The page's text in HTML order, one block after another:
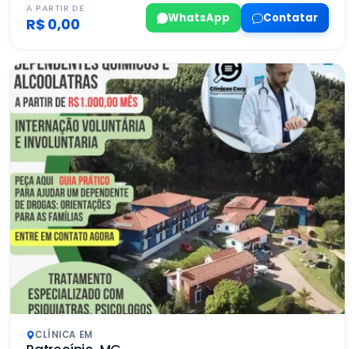
A PARTIR DE
R$ 0,00 WhatsApp Contatar
CLÍNICA EM